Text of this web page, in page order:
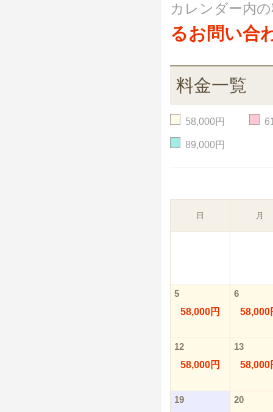
カレンダー内
るお問い合
料金一覧
58,000円
89,000円
日 月
5
58,000円
6
58,000
12
58,000円
13
58,000
19
20